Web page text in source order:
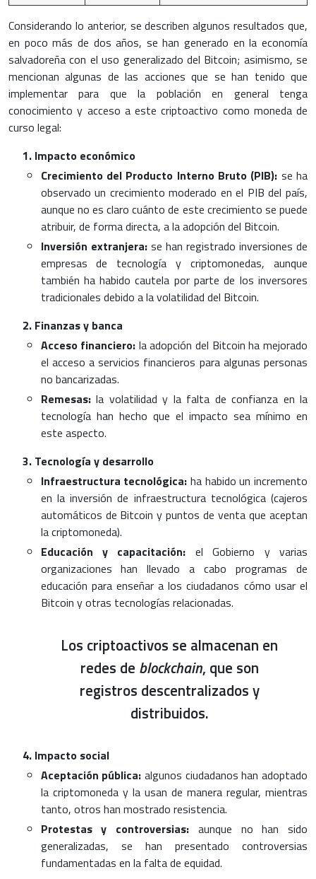
Considerando lo anterior, se describen algunos resultados que,
en poco más de dos años, se han generado en la economía
salvadoreña con el uso generalizado del Bitcoin; asimismo, se
mencionan algunas de las acciones que se han tenido que
implementar para que la población en general tenga
conocimiento y acceso a este criptoactivo como moneda de
curso legal:
Impacto económico
Crecimiento del Producto Interno Bruto (PIB): se ha
observado un crecimiento moderado en el PIB del país,
aunque no es claro cuánto de este crecimiento se puede
atribuir, de forma directa, a la adopción del Bitcoin.
Inversión extranjera: se han registrado inversiones de
empresas de tecnología y criptomonedas, aunque
también ha habido cautela por parte de los inversores
tradicionales debido a la volatilidad del Bitcoin.
Finanzas y banca
Acceso financiero: la adopción del Bitcoin ha mejorado
el acceso a servicios financieros para algunas personas
no bancarizadas.
Remesas:la volatilidad y la falta de confianza en la
tecnología han hecho que el impacto sea mínimo en
este aspecto.
Tecnología y desarrollo
Infraestructura tecnológica: ha habido un incremento
en la inversión de infraestructura tecnológica (cajeros
automáticos de Bitcoin y puntos de venta que aceptan
la criptomoneda).
Educación y capacitación: el Gobierno y varias
organizaciones han llevado a cabo programas de
educación para enseñar a los ciudadanos cómo usar el
Bitcoin y otras tecnologías relacionadas.
Los criptoactivos se almacenan en
redes de blockchain, que son
registros descentralizados y
distribuidos.
Impacto social
Aceptación pública: algunos ciudadanos han adoptado
la criptomoneda y la usan de manera regular, mientras
tanto, otros han mostrado resistencia.
Protestas y controversias: aunque no han sido
generalizadas, se han presentado controversias
fundamentadas en la falta de equidad.